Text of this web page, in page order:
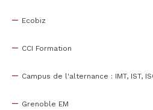
Ecobiz
CCI Formation
Campus de l'alternance : IMT, IST,
Grenoble EM